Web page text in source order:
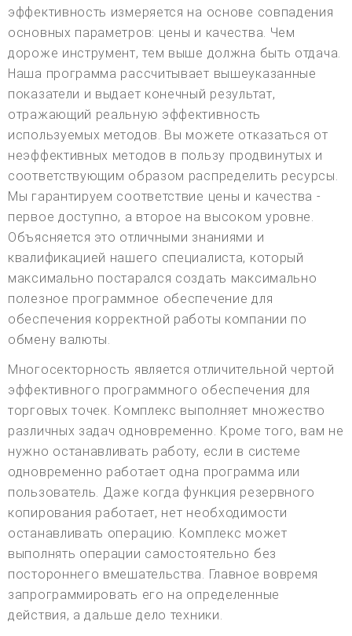
эффективность измеряется на основе совпадения
основных параметров: цены и качества. Чем
дороже инструмент, тем выше должна быть отдача.
Наша программа рассчитывает вышеуказанные
показатели и выдает конечный результат,
отражающий реальную эффективность
используемых методов. Вы можете отказаться от
неэффективных методов в пользу продвинутых и
соответствующим образом распределить ресурсы.
Мы гарантируем соответствие цены и качества -
первое доступно, а второе на высоком уровне.
Объясняется это отличными знаниями и
квалификацией нашего специалиста, который
максимально постарался создать максимально
полезное программное обеспечение для
обеспечения корректной работы компании по
обмену валюты.
Многосекторность является отличительной чертой
эффективного программного обеспечения для
торговых точек. Комплекс выполняет множество
различных задач одновременно. Кроме того, вам не
нужно останавливать работу, если в системе
одновременно работает одна программа или
пользователь. Даже когда функция резервного
копирования работает, нет необходимости
останавливать операцию. Комплекс может
выполнять операции самостоятельно без
постороннего вмешательства. Главное вовремя
запрограммировать его на определенные
действия, а дальше дело техники.